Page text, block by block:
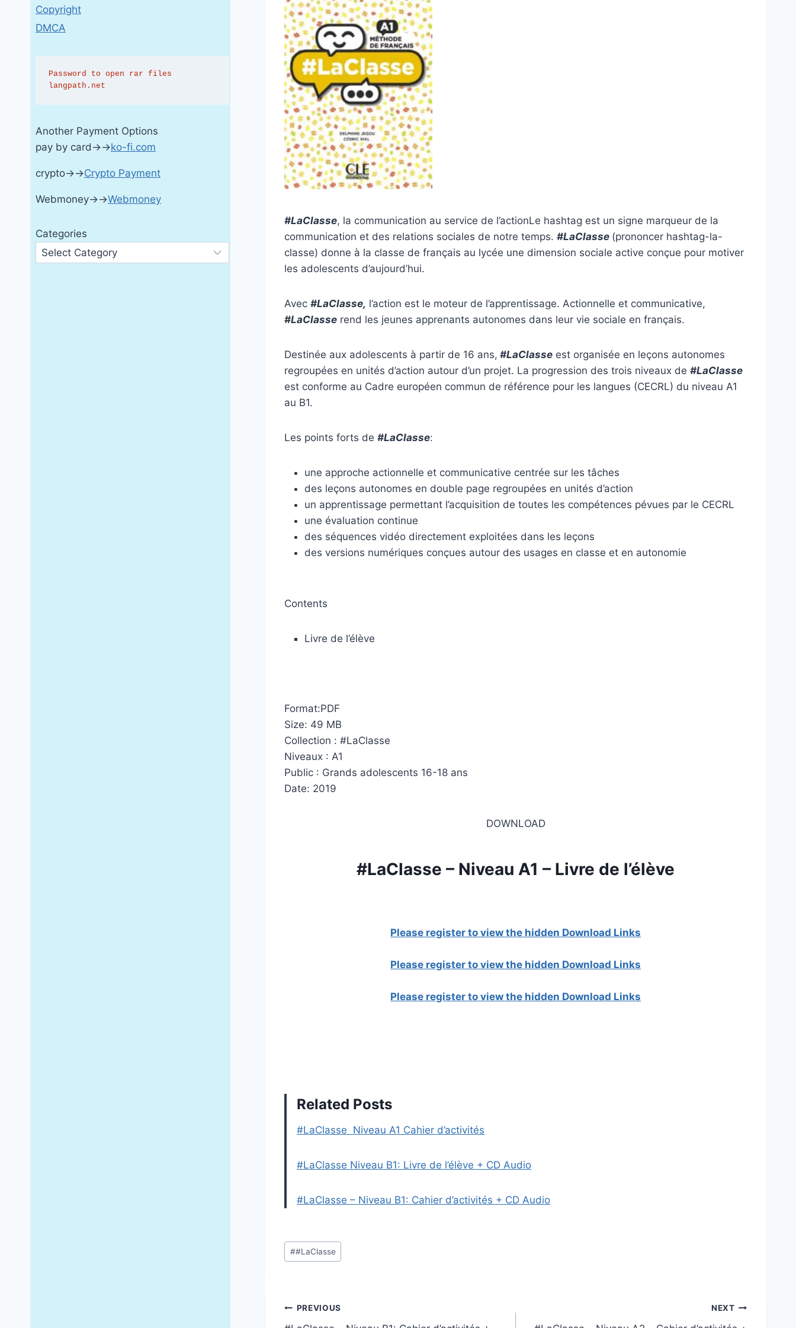
#LaClasse, la communication au service de l’actionLe hashtag est un signe marqueur de la
communication et des relations sociales de notre temps.#LaClasse (prononcer hashtag-la-
classe) donne à la classe de français au lycée une dimension sociale active conçue pour motiver
les adolescents d’aujourd’hui.
Avec#LaClasse, l’action est le moteur de l’apprentissage. Actionnelle et communicative,
#LaClasse rend les jeunes apprenants autonomes dans leur vie sociale en français.
Destinée aux adolescents à partir de 16 ans, #LaClasse est organisée en leçons autonomes
regroupées en unités d’action autour d’un projet. La progression des trois niveaux de#LaClasse
est conforme au Cadre européen commun de référence pour les langues (CECRL) du niveau A1
au B1.
Les points forts de#LaClasse:
une approche actionnelle et communicative centrée sur les tâches
des leçons autonomes en double page regroupées en unités d’action
un apprentissage permettant l’acquisition de toutes les compétences pévues par le CECRL
une évaluation continue
des séquences vidéo directement exploitées dans les leçons
des versions numériques conçues autour des usages en classe et en autonomie
Contents
Livre de l’élève
Format:PDF
Size: 49 MB
Collection : #LaClasse
Niveaux : A1
Public : Grands adolescents 16-18 ans
Date: 2019
DOWNLOAD
#LaClasse – Niveau A1 – Livre de l’élève
Please register to view the hidden Download Links
Please register to view the hidden Download Links
Please register to view the hidden Download Links
Related Posts
#LaClasse Niveau A1 Cahier d’activités
#LaClasse Niveau B1: Livre de l’élève + CD Audio
#LaClasse – Niveau B1: Cahier d’activités + CD Audio
Post
Tags:
##LaClasse
Post
PREVIOUS NEXT
Copyright
DMCA
Password to open rar files
langpath.net
Another Payment Options
pay by card→→ko-fi.com
crypto→→Crypto Payment
Webmoney→→Webmoney
Categories